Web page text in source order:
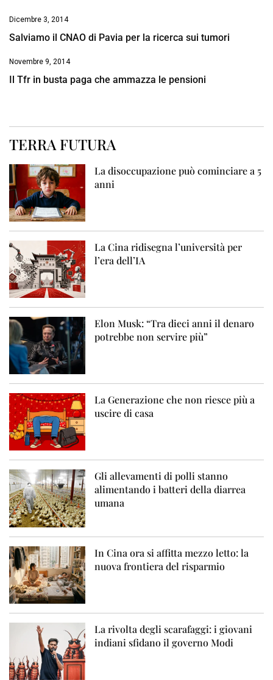
Dicembre 3, 2014
Salviamo il CNAO di Pavia per la ricerca sui tumori
Novembre 9, 2014
Il Tfr in busta paga che ammazza le pensioni
TERRA FUTURA
La disoccupazione può cominciare a 5
anni
La Cina ridisegna l’università per
l’era dell’IA
Elon Musk: “Tra dieci anni il denaro
potrebbe non servire più”
La Generazione che non riesce più a
uscire di casa
Gli allevamenti di polli stanno
alimentando i batteri della diarrea
umana
In Cina ora si affitta mezzo letto: la
nuova frontiera del risparmio
La rivolta degli scarafaggi: i giovani
indiani sfidano il governo Modi